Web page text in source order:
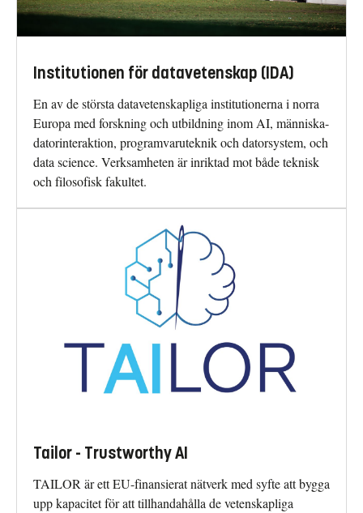
Institutionen för datavetenskap (IDA)
En av de största datavetenskapliga institutionerna i norra
Europa med forskning och utbildning inom AI, människa-
datorinteraktion, programvaruteknik och datorsystem, och
data science. Verksamheten är inriktad mot både teknisk
och filosofisk fakultet.
Tailor - Trustworthy AI
TAILOR är ett EU-finansierat nätverk med syfte att bygga
upp kapacitet för att tillhandahålla de vetenskapliga